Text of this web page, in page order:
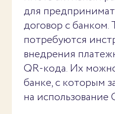
для
договор с банком.
потребуются
внедрения
QR-кода. Их
банке, с которым
на использование